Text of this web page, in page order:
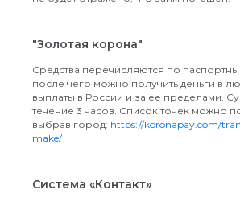
"Золотая корона"
Средства перечисляются по
после чего можно получить деньги в
выплаты в России и за ее пределами.
течение 3 часов. Список точек можно
выбрав город: https://koronapay.com/
make/
Система «Контакт»